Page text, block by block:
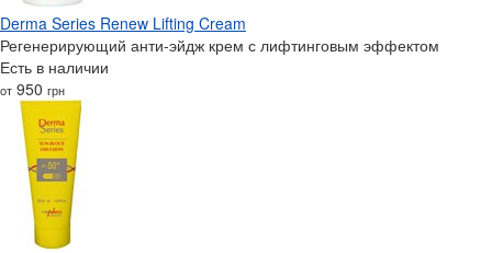
Derma Series Renew Lifting Cream
Регенерирующий анти-эйдж крем с лифтинговым эффектом
Есть в наличии
от 950 грн